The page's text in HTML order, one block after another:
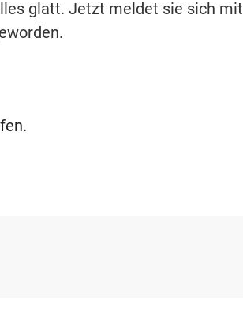
glatt. Jetzt meldet sie sich mit